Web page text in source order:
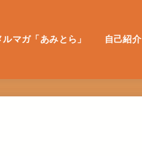
マガ「あみとら」 自己紹介